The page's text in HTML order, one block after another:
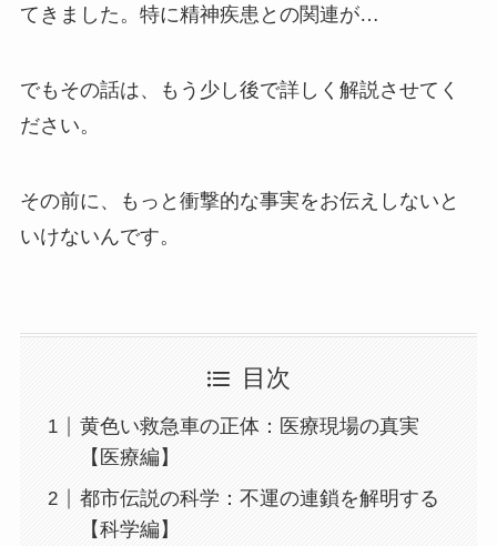
てきました。特に精神疾患との関連が…
でもその話は、もう少し後で詳しく解説させてく
ださい。
その前に、もっと衝撃的な事実をお伝えしないと
いけないんです。
目次
黄色い救急車の正体：医療現場の真実
【医療編】
都市伝説の科学：不運の連鎖を解明する
【科学編】